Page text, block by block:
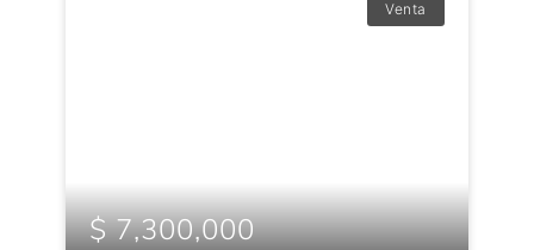
Venta
$ 7,300,000